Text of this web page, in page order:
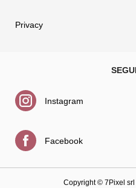
Privacy
Instagram
Facebook
Copyright © 7Pixel srl